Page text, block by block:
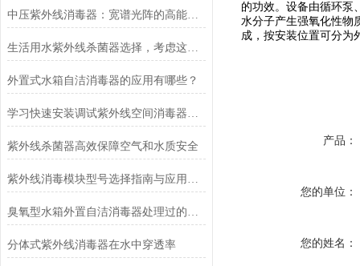
中压紫外线消毒器：宽谱光阵的高能洗礼
生活用水紫外线杀菌器选择，考虑这些因素就可以了
外置式水箱自洁消毒器的应用有哪些？
学习快速安装调试紫外线空间消毒器看这里
紫外线杀菌器高效保障空气和水质安全
紫外线消毒模块型号选择指南与应用分析
臭氧型水箱外置自洁消毒器处理过的水有没有残留？
分体式紫外线消毒器在水中穿透率
的功效。设备由循环泵
水分子产生强氧化性物
成，按安装位置可分为
产品：
您的单位：
您的姓名：